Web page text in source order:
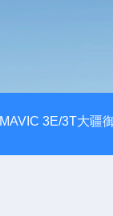
MAVIC 3E/3T大疆